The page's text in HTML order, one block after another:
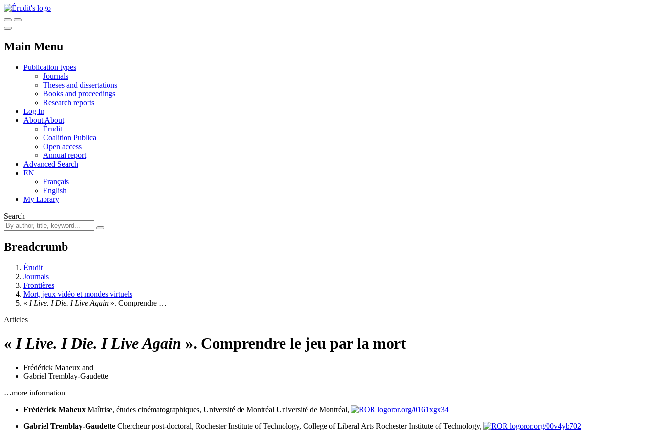
Main Menu
Publication types
Journals
Theses and dissertations
Books and proceedings
Research reports
Log In
About About
Érudit
Coalition Publica
Open access
Annual report
Advanced Search
EN
Français
English
My Library
Search
Breadcrumb
Érudit
Journals
Frontières
Mort, jeux vidéo et mondes virtuels
« I Live. I Die. I Live Again ». Comprendre …
Articles
« I Live. I Die. I Live Again ». Comprendre le jeu par la mort
Frédérick Maheux and
Gabriel Tremblay-Gaudette
…more information
Frédérick Maheux Maîtrise, études cinématographiques, Université de Montréal Université de Montréal,
ror.org/0161xgx34
Gabriel Tremblay-Gaudette Chercheur post-doctoral, Rochester Institute of Technology, College of Liberal Arts Rochester Institute of Technology, ror.org/00v4yb702